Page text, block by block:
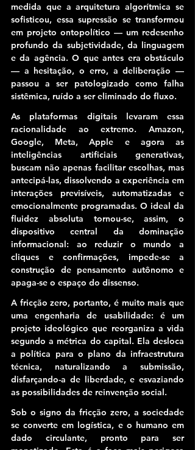
medida que a arquitetura algorítmica se
sofisticou, essa supressão se transformou
em projeto ontopolítico — um redesenho
profundo da subjetividade, da linguagem
e da agência. O que antes era obstáculo
— a hesitação, o erro, a deliberação —
passou a ser patologizado como falha
sistêmica, ruído a ser eliminado do fluxo.
As plataformas digitais levaram essa
racionalidade ao extremo. Amazon,
Google, Meta, Apple e agora as
inteligências artificiais generativas,
buscam não apenas facilitar escolhas, mas
antecipá-las, dissolvendo a experiência em
interações previsíveis, automatizadas e
emocionalmente programadas. O ideal da
fluidez absoluta tornou-se, assim, o
dispositivo central da dominação
informacional: ao reduzir o mundo a
cliques e confirmações, impede-se a
construção de pensamento autônomo e
apaga-se o espaço do dissenso.
A fricção zero, portanto, é muito mais que
uma engenharia de usabilidade: é um
projeto ideológico que reorganiza a vida
segundo a métrica do capital. Ela desloca
a política para o plano da infraestrutura
técnica, naturalizando a submissão,
disfarçando-a de liberdade, e esvaziando
as possibilidades de reinvenção social.
Sob o signo da fricção zero, a sociedade
se converte em logística, e o humano em
dado circulante, pronto para ser